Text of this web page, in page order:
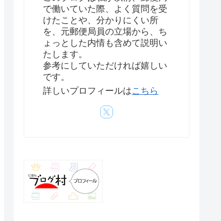
で働いていた際、よく質問を受
けたことや、分かりにくい所
を、元郵便局員の立場から、ち
ょっとした内情も含めて説明い
たします。
参考にしていただければ嬉しい
です。
詳しいプロフィールはこちら